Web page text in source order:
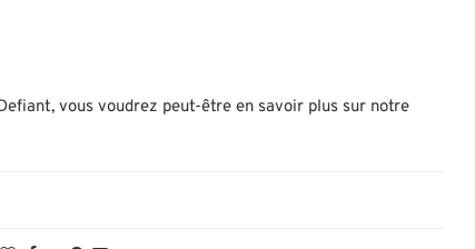
vous voudrez peut-être en savoir plus sur notre